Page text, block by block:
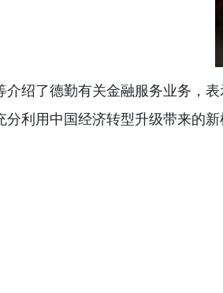
介绍了德勤有关金融服务业务，
分利用中国经济转型升级带来的